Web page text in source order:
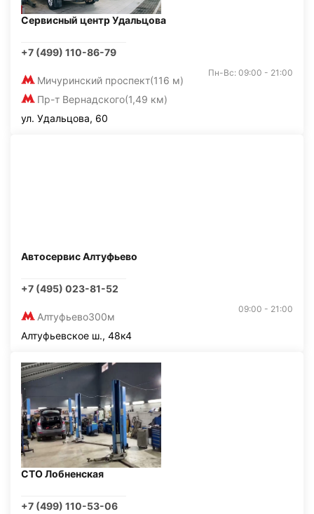
Сервисный центр Удальцова
+7 (499) 110-86-79
Мичуринский проспект(116 м)
Пр-т Вернадского(1,49 км)
Пн-Вс: 09:00 - 21:00
ул. Удальцова, 60
Автосервис Алтуфьево
+7 (495) 023-81-52
Алтуфьево300м
09:00 - 21:00
Алтуфьевское ш., 48к4
СТО Лобненская
+7 (499) 110-53-06